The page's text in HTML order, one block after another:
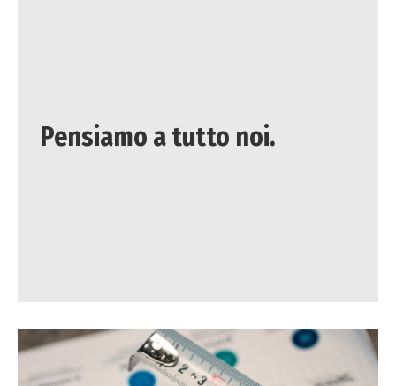
Pensiamo a tutto noi.